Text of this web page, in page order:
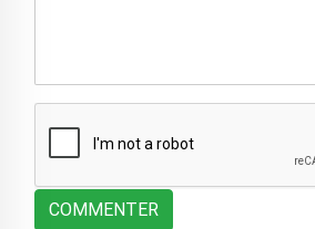
COMMENTER